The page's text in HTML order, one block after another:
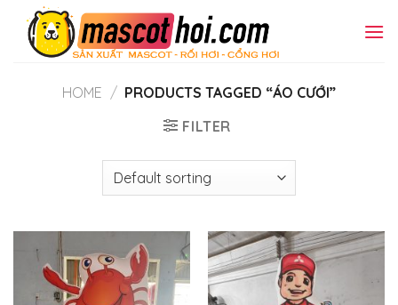
content
HOME / PRODUCTS TAGGED “ÁO CƯỚI”
FILTER